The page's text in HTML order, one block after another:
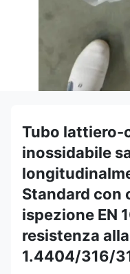
Tubo lattiero-
inossidabile
Standard con
ispezione EN
resistenza
1.4404/316/